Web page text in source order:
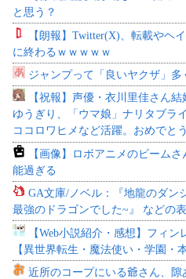
と思う？
【朗報】Twitter(X)、転載やヘ
に終わるｗｗｗｗｗ
ジャンプって「良いヤクザ」多
【祝報】声優・衣川里佳さん結
ゆうぎり、「ウマ娘」ナリタブラ
ココロワヒメなど活躍。おめでと
【画像】ロボアニメのビーム
能過ぎる
GA文庫/ノベル：『地龍のダン
最強のドラゴンでした~』 などの
【Web小説紹介・感想】フィ
【異世界転生・魔法使い・学園・
近所のコープにいる爺さん、